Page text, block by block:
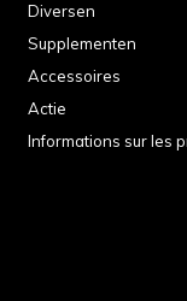
Diversen
Supplementen
Accessoires
Actie
Informations sur les